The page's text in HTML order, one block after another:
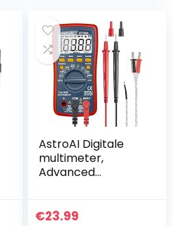
AstroAI Digitale
multimeter,
Advanced
AC/DC stroom,
€23.99